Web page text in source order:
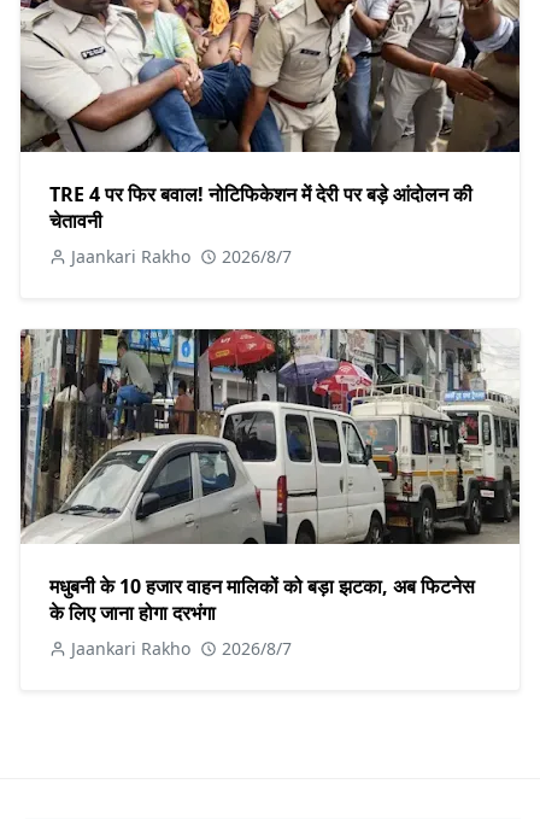
TRE 4 पर फिर बवाल! नोटिफिकेशन में देरी पर बड़े आंदोलन की
चेतावनी
Jaankari Rakho 2026/8/7
मधुबनी के 10 हजार वाहन मालिकों को बड़ा झटका, अब फिटनेस
के लिए जाना होगा दरभंगा
Jaankari Rakho 2026/8/7